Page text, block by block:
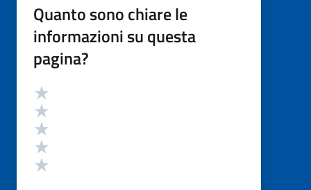
Quanto sono chiare le
informazioni su questa
pagina?
Valutazione